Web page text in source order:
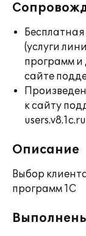
(услуги
программ и
сайте
к сайту
users.v8.1c.ru
Описание
Выбор
программ 1С